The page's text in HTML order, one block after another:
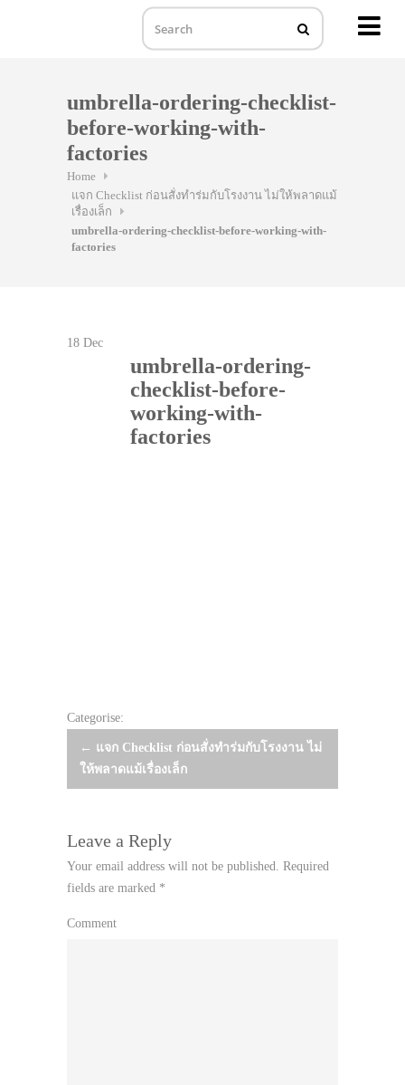
umbrella-ordering-checklist-
before-working-with-
factories
Home
แจก Checklist ก่อนสั่งทำร่มกับโรงงาน ไม่ให้พลาดแม้
เรื่องเล็ก
umbrella-ordering-checklist-before-working-with-
factories
18 Dec
umbrella-ordering-
checklist-before-
working-with-
factories
Categorise:
Post
navigation
← แจก Checklist ก่อนสั่งทำร่มกับโรงงาน ไม่
ให้พลาดแม้เรื่องเล็ก
Leave a Reply
Your email address will not be published. Required
fields are marked *
Comment